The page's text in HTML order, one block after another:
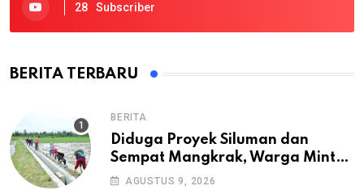
28 Subscriber
BERITA TERBARU
BERITA
Diduga Proyek Siluman dan
Sempat Mangkrak, Warga Minta
APH Usut Tuntas Pembangunan
AGUSTUS 9, 2026